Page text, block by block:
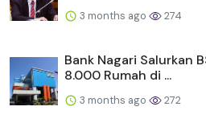
3 months ago 274
Bank Nagari Salurkan
8.000 Rumah di ...
3 months ago 272